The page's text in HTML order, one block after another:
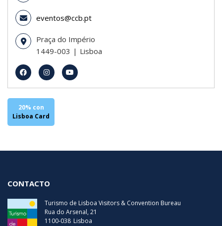
eventos@ccb.pt
Praça do Império
1449-003
Lisboa
20% con
Lisboa Card
CONTACTO
Turismo de Lisboa Visitors & Convention Bureau
Rua do Arsenal, 21
1100-038 Lisboa